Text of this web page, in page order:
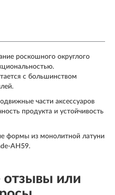
роскошного округлого
с большинством
части аксессуаров
продукта и устойчивость
формы из монолитной латуни
AH59.
отзывы или